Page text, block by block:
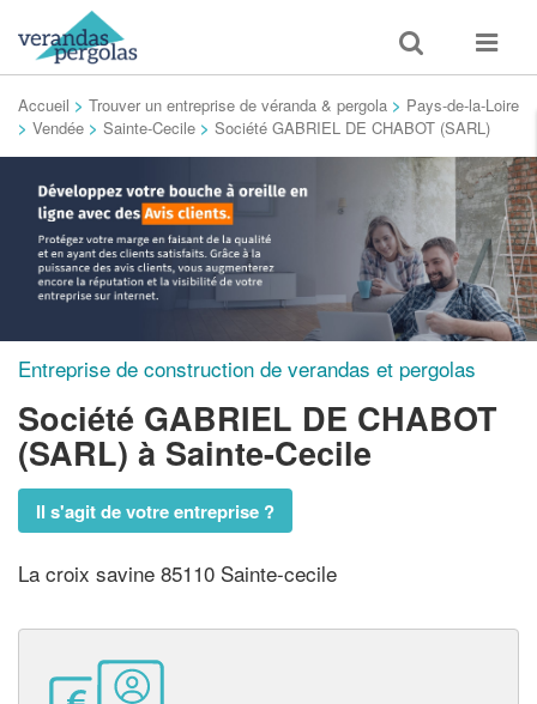
Toggle
search
Toggle
Accueil > Trouver un entreprise de véranda & pergola > Pays-de-la-Loire
> Vendée > Sainte-Cecile > Société GABRIEL DE CHABOT (SARL)
Entreprise de construction de verandas et pergolas
Société GABRIEL DE CHABOT
(SARL) à Sainte-Cecile
Il s'agit de votre entreprise ?
La croix savine 85110 Sainte-cecile